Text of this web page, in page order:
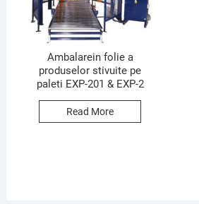
Ambalarein folie a
produselor stivuite pe
paleti EXP-201 & EXP-2
Read More